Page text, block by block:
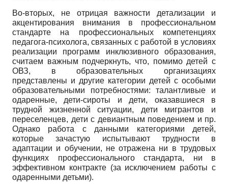
Во-вторых, не отрицая важности детализации и
акцентирования внимания в профессиональном
стандарте на профессиональных компетенциях
педагога-психолога, связанных с работой в условиях
реализации программ инклюзивного образования,
считаем важным подчеркнуть, что, помимо детей с
ОВЗ, в образовательных организациях
представлены и другие категории детей с особыми
образовательными потребностями: талантливые и
одаренные, дети-сироты и дети, оказавшиеся в
трудной жизненной ситуации, дети мигрантов и
переселенцев, дети с девиантным поведением и пр.
Однако работа с данными категориями детей,
которые зачастую испытывают трудности в
адаптации и обучении, не отражена ни в трудовых
функциях профессионального стандарта, ни в
эффективном контракте (за исключением работы с
одаренными детьми).